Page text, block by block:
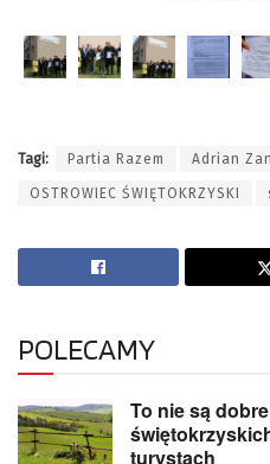
Tagi: Partia Razem Adrian
OSTROWIEC ŚWIĘTOKRZYSKI
POLECAMY
To nie są
turystach